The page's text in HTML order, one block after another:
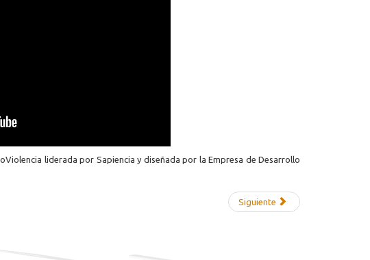
liderada por Sapiencia y diseñada por la Empresa de Desarrollo
Siguiente